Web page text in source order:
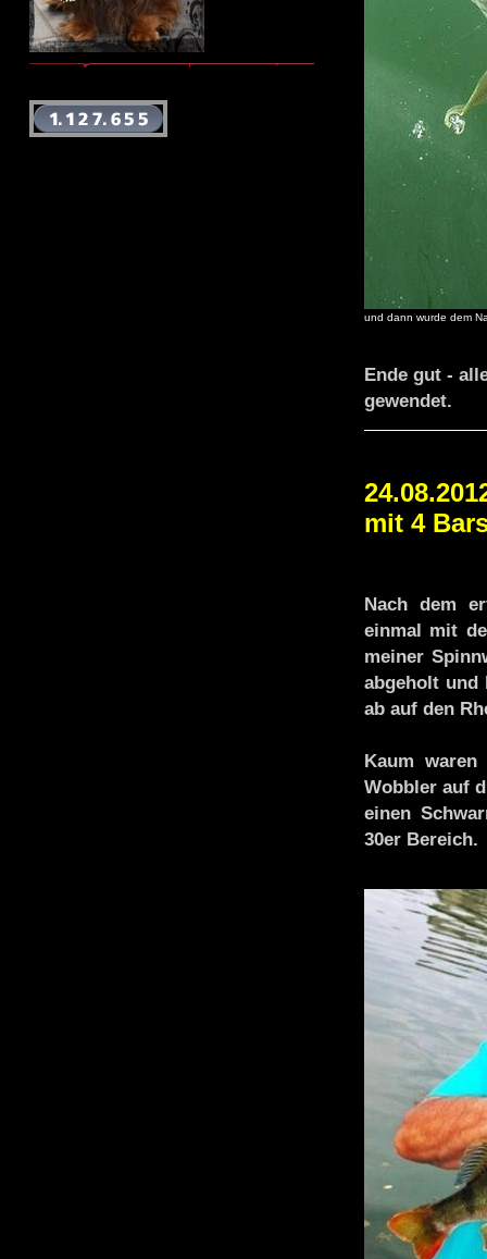
und dann wurde dem
Ende gut -
gewendet.
mit 4
Nach dem
einmal mit
meiner
abgeholt und
ab auf den
Kaum waren
Wobbler auf
einen
30er Bereich.